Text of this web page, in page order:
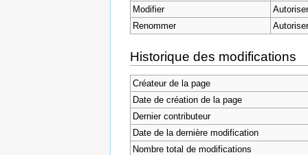
Modifier
Renommer
Historique des modifications
Créateur de la page
Date de création de la page
Dernier contributeur
Date de la dernière modification
Nombre total de modifications